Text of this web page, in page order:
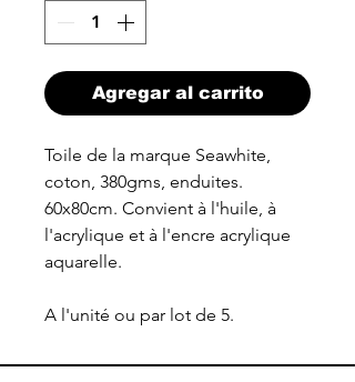
Agregar al carrito
Toile de la marque Seawhite,
coton, 380gms, enduites.
60x80cm. Convient à l'huile, à
l'acrylique et à l'encre acrylique
aquarelle.
A l'unité ou par lot de 5.